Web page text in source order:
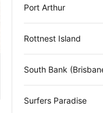
Port Arthur
Rottnest Island
South Bank
Surfers Paradise